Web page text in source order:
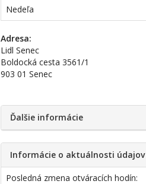
Nedeľa
Adresa:
Lidl Senec
Boldocká cesta 3561/1
903 01 Senec
Ďalšie informácie
Informácie o aktuálnosti údajov
Posledná zmena otváracích hodín: